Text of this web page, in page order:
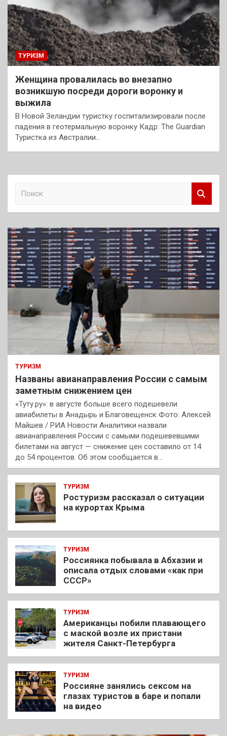
ТУРИЗМ
Женщина провалилась во внезапно
возникшую посреди дороги воронку и
выжила
В Новой Зеландии туристку госпитализировали после
падения в геотермальную воронку Кадр: The Guardian
Туристка из Австралии…
к
ТУРИЗМ
Названы авианаправления России с самым
заметным снижением цен
«Туту.ру»: в августе больше всего подешевели
авиабилеты в Анадырь и Благовещенск Фото: Алексей
Майшев / РИА Новости Аналитики назвали
авианаправления России с самыми подешевевшими
билетами на август — снижение цен составило от 14
до 54 процентов. Об этом сообщается в…
ТУРИЗМ
Ростуризм рассказал о ситуации
на курортах Крыма
ТУРИЗМ
Россиянка побывала в Абхазии и
описала отдых словами «как при
СССР»
ТУРИЗМ
Американцы побили плавающего
с маской возле их пристани
жителя Санкт-Петербурга
ТУРИЗМ
Россияне занялись сексом на
глазах туристов в баре и попали
на видео